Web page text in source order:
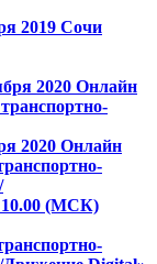
2019 Сочи
2020 Онлайн
2020 Онлайн
10.00 (МСК)